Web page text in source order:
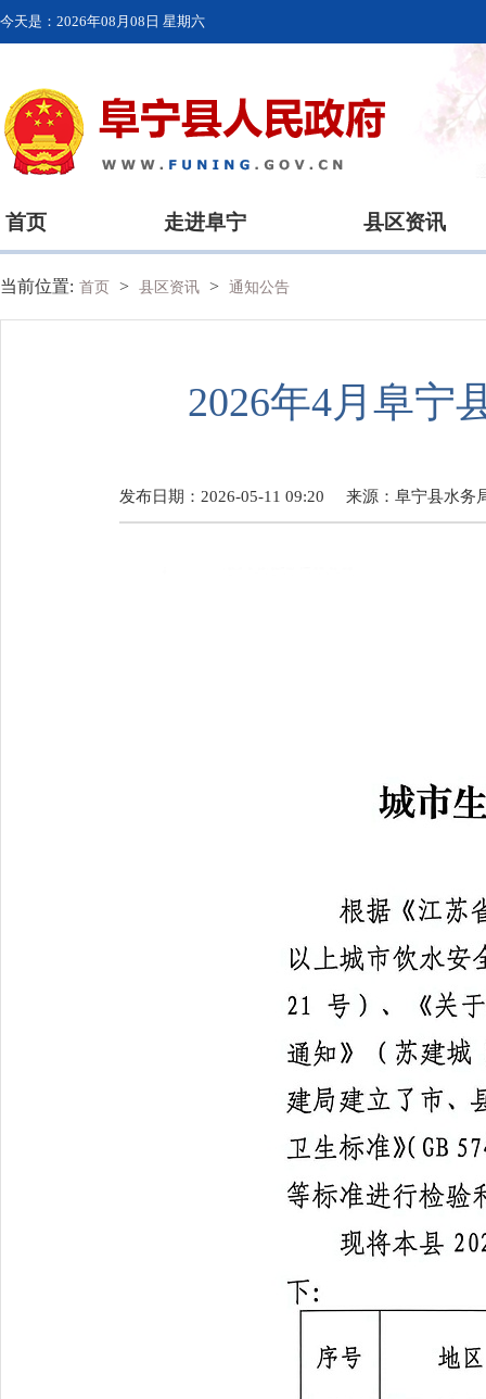
今天是： 2026年08月08日 星期六
首页 走进阜宁 县区资讯
当前位置: 首页 > 县区资讯 > 通知公告
2026年4月阜宁
发布日期：2026-05-11 09:20 来源： 阜宁县水务